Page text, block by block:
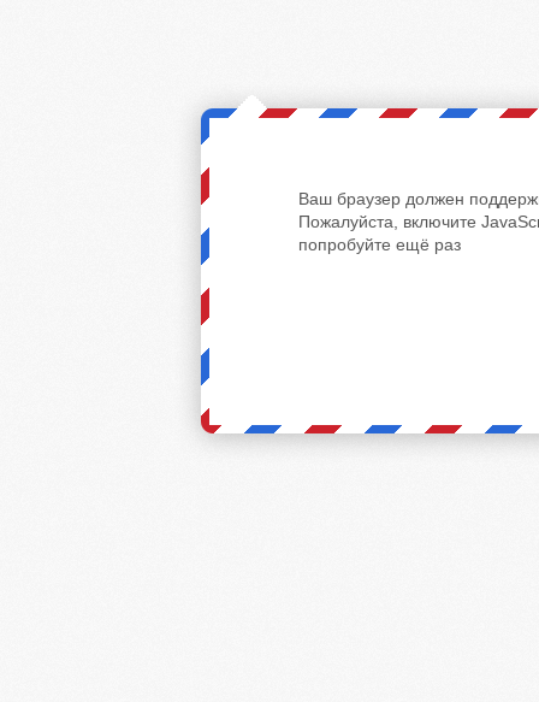
Ваш браузер должен
Пожалуйста, включите
попробуйте ещё раз